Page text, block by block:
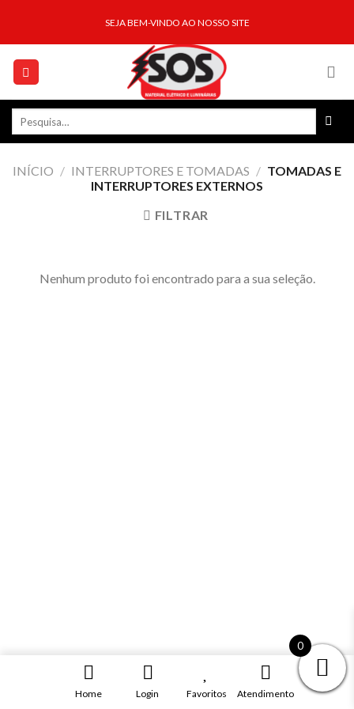
content
SEJA BEM-VINDO AO NOSSO SITE
INÍCIO / INTERRUPTORES E TOMADAS / TOMADAS E
INTERRUPTORES EXTERNOS
FILTRAR
Nenhum produto foi encontrado para a sua seleção.
Home Login Favoritos Atendimento
0